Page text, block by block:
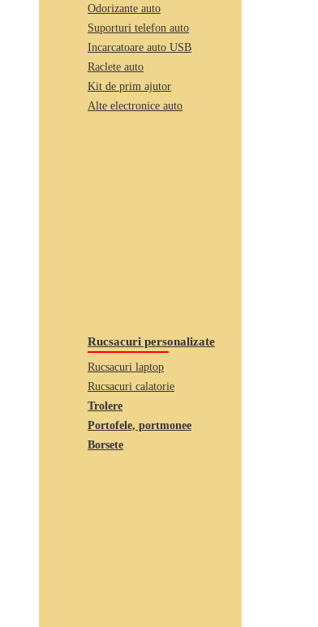
Odorizante auto
Suporturi telefon auto
Incarcatoare auto USB
Raclete auto
Kit de prim ajutor
Alte electronice auto
Rucsacuri personalizate
Rucsacuri laptop
Rucsacuri calatorie
Trolere
Portofele, portmonee
Borsete